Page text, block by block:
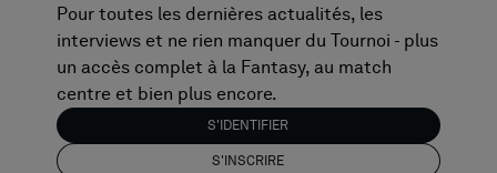
Pour toutes les dernières actualités, les
interviews et ne rien manquer du Tournoi - plus
un accès complet à la Fantasy, au match
centre et bien plus encore.
S'IDENTIFIER
S'INSCRIRE